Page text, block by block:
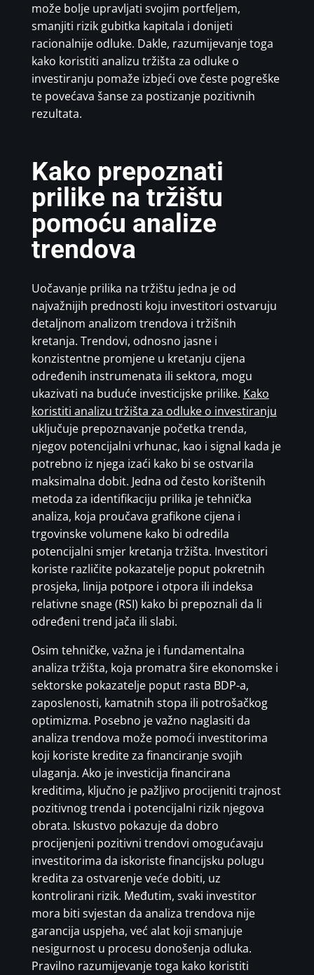
može bolje upravljati svojim portfeljem,
smanjiti rizik gubitka kapitala i donijeti
racionalnije odluke. Dakle, razumijevanje toga
kako koristiti analizu tržišta za odluke o
investiranju pomaže izbjeći ove česte pogreške
te povećava šanse za postizanje pozitivnih
rezultata.
Kako prepoznati
prilike na tržištu
pomoću analize
trendova
Uočavanje prilika na tržištu jedna je od
najvažnijih prednosti koju investitori ostvaruju
detaljnom analizom trendova i tržišnih
kretanja. Trendovi, odnosno jasne i
konzistentne promjene u kretanju cijena
određenih instrumenata ili sektora, mogu
ukazivati na buduće investicijske prilike. Kako
koristiti analizu tržišta za odluke o investiranju
uključuje prepoznavanje početka trenda,
njegov potencijalni vrhunac, kao i signal kada je
potrebno iz njega izaći kako bi se ostvarila
maksimalna dobit. Jedna od često korištenih
metoda za identifikaciju prilika je tehnička
analiza, koja proučava grafikone cijena i
trgovinske volumene kako bi odredila
potencijalni smjer kretanja tržišta. Investitori
koriste različite pokazatelje poput pokretnih
prosjeka, linija potpore i otpora ili indeksa
relativne snage (RSI) kako bi prepoznali da li
određeni trend jača ili slabi.
Osim tehničke, važna je i fundamentalna
analiza tržišta, koja promatra šire ekonomske i
sektorske pokazatelje poput rasta BDP-a,
zaposlenosti, kamatnih stopa ili potrošačkog
optimizma. Posebno je važno naglasiti da
analiza trendova može pomoći investitorima
koji koriste kredite za financiranje svojih
ulaganja. Ako je investicija financirana
kreditima, ključno je pažljivo procijeniti trajnost
pozitivnog trenda i potencijalni rizik njegova
obrata. Iskustvo pokazuje da dobro
procijenjeni pozitivni trendovi omogućavaju
investitorima da iskoriste financijsku polugu
kredita za ostvarenje veće dobiti, uz
kontrolirani rizik. Međutim, svaki investitor
mora biti svjestan da analiza trendova nije
garancija uspjeha, već alat koji smanjuje
nesigurnost u procesu donošenja odluka.
Pravilno razumijevanje toga kako koristiti